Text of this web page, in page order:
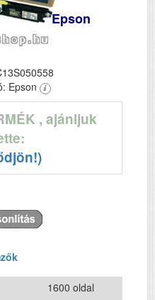
Epson
Epson
, ajánljuk
1600 oldal